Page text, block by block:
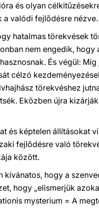
és olyan
a valódi fejlődésre nézve.
hatalmas törekvések
nem engedik,
És végül:
célzó
törekvéshez
Eközben újra
és képtelen állításokat
fejlődésre való
között.
kívánatos, hogy a
hogy „elismerjük
mysterium = A